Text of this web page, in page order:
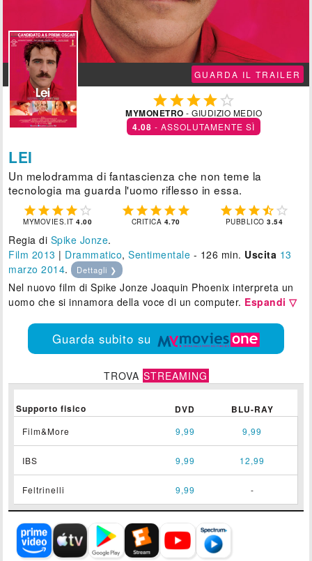
GUARDA IL TRAILER
 
MYMONETRO - GIUDIZIO MEDIO
4.08 - ASSOLUTAMENTE SÌ
LEI
Un melodramma di fantascienza che non teme la
tecnologia ma guarda l'uomo riflesso in essa.
    
MYMOVIES.IT4.00
    
CRITICA 4.70
    
PUBBLICO3.54
Regia di Spike Jonze.
Film 2013 | Drammatico,Sentimentale - 126 min. Uscita 13
marzo 2014. Dettagli ❯
Nel nuovo film di Spike Jonze Joaquin Phoenix interpreta un
uomo che si innamora della voce di un computer. Espandi ▽
Guarda subito su
TROVA STREAMING
Supporto fisico DVD BLU-RAY
Film&More 9,99 9,99
IBS 9,99 12,99
Feltrinelli 9,99 -